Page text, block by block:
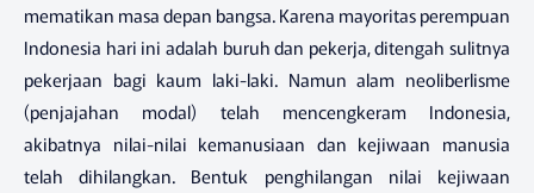
mematikan masa depan bangsa. Karena mayoritas perempuan
Indonesia hari ini adalah buruh dan pekerja, ditengah sulitnya
pekerjaan bagi kaum laki-laki. Namun alam neoliberlisme
(penjajahan modal) telah mencengkeram Indonesia,
akibatnya nilai-nilai kemanusiaan dan kejiwaan manusia
telah dihilangkan. Bentuk penghilangan nilai kejiwaan